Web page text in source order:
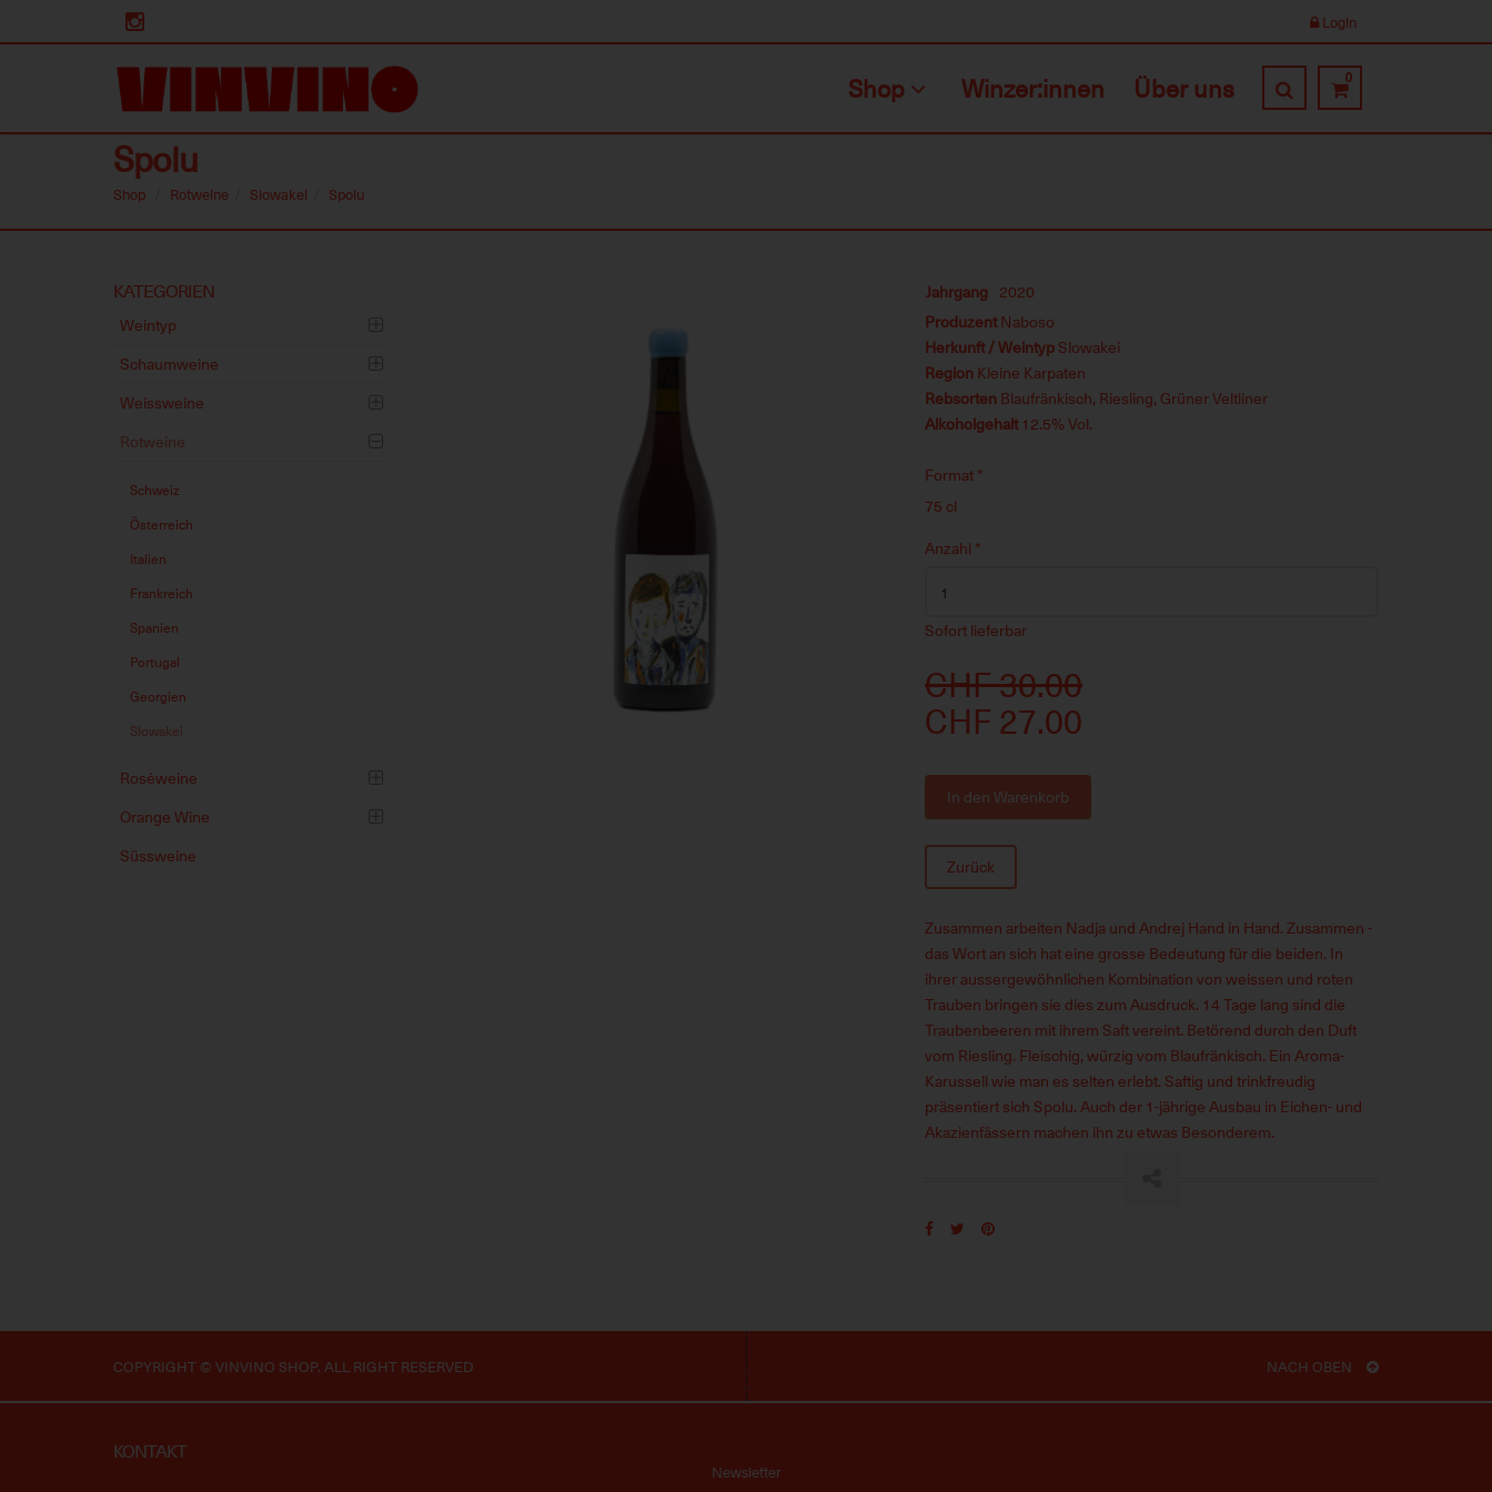
Login
Shop Winzer:innen Über uns 0
Spolu
Shop Rotweine Slowakei Spolu
KATEGORIEN
Weintyp
Schaumweine
Weissweine
Rotweine
Schweiz
Österreich
Italien
Frankreich
Spanien
Portugal
Georgien
Slowakei
Roséweine
Orange Wine
Süssweine
Jahrgang 2020
ProduzentNaboso
Herkunft / WeintypSlowakei
RegionKleine Karpaten
RebsortenBlaufränkisch, Riesling, Grüner Veltliner
Alkoholgehalt12.5% Vol.
Format*
75 cl
Anzahl *
Sofort lieferbar
CHF 30.00
CHF 27.00
In den Warenkorb
Zurück
Zusammen arbeiten Nadja und Andrej Hand in Hand. Zusammen -
das Wort an sich hat eine grosse Bedeutung für die beiden. In
ihrer aussergewöhnlichen Kombination von weissen und roten
Trauben bringen sie dies zum Ausdruck. 14 Tage lang sind die
Traubenbeeren mit ihrem Saft vereint. Betörend durch den Duft
vom Riesling. Fleischig, würzig vom Blaufränkisch. Ein Aroma-
Karussell wie man es selten erlebt. Saftig und trinkfreudig
präsentiert sich Spolu. Auch der 1-jährige Ausbau in Eichen- und
Akazienfässern machen ihn zu etwas Besonderem.
COPYRIGHT © VINVINO SHOP. ALL RIGHT RESERVED NACH OBEN
KONTAKT
Newsletter